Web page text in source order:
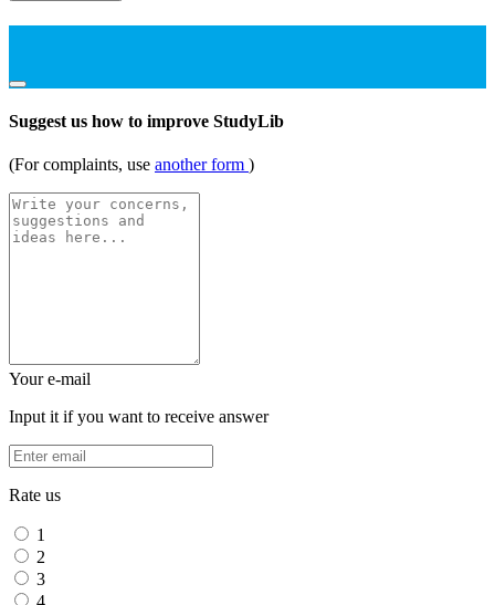
Suggest us how to improve StudyLib
(For complaints, use another form )
Your e-mail
Input it if you want to receive answer
Rate us
1
2
3
4